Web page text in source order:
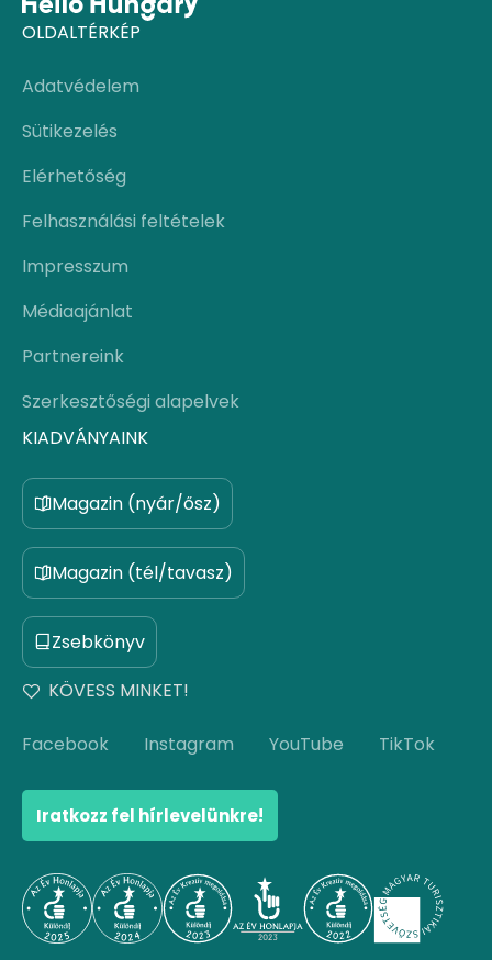
OLDALTÉRKÉP
Adatvédelem
Sütikezelés
Elérhetőség
Felhasználási feltételek
Impresszum
Médiaajánlat
Partnereink
Szerkesztőségi alapelvek
KIADVÁNYAINK
Magazin (nyár/ősz)
Magazin (tél/tavasz)
Zsebkönyv
KÖVESS MINKET!
Facebook Instagram YouTube TikTok
Iratkozz fel hírlevelünkre!